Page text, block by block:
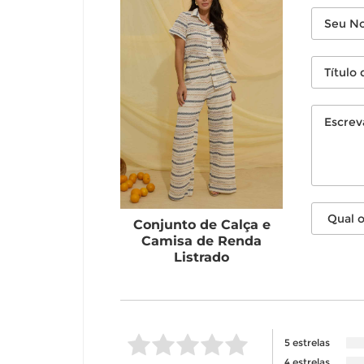
Conjunto de Calça e
Camisa de Renda
Listrado
5 estrelas